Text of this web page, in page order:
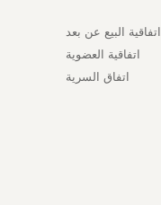
اتفاقية البيع عن بعد
اتفاقية العضوية
اتفاق السرية